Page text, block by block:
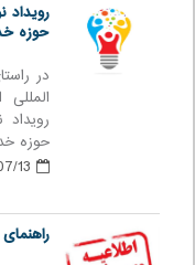
رویداد
حوزه
در
المللی
حوزه
1402/07/13